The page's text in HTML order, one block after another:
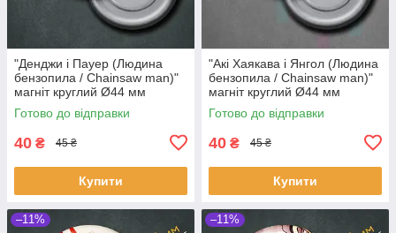
"Денджи і Пауер (Людина
бензопила / Chainsaw man)"
магніт круглий Ø44 мм
Готово до відправки
40 ₴ 45 ₴
Купити
"Акі Хаякава і Янгол (Людина
бензопила / Chainsaw man)"
магніт круглий Ø44 мм
Готово до відправки
40 ₴ 45 ₴
Купити
–11% –11%